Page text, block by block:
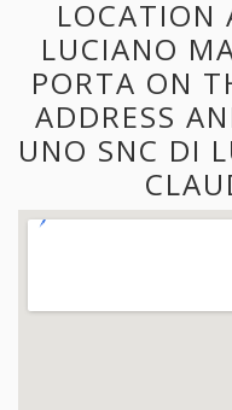
LOCATION
LUCIANO
PORTA ON
ADDRESS
UNO SNC DI